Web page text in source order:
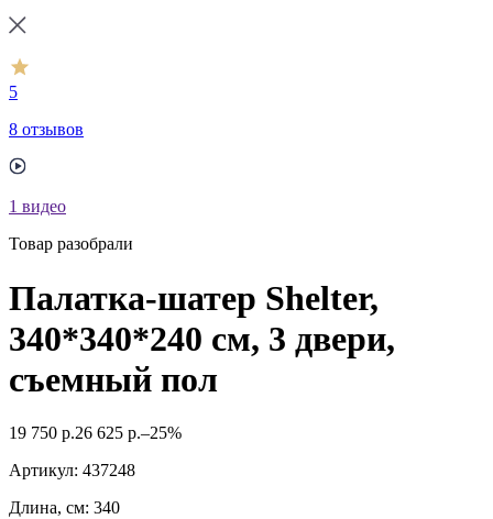
5
8 отзывов
1 видео
Товар разобрали
Палатка-шатер Shelter,
340*340*240 см, 3 двери,
съемный пол
19 750 р.26 625 р.–25%
Артикул: 437248
Длина, см: 340